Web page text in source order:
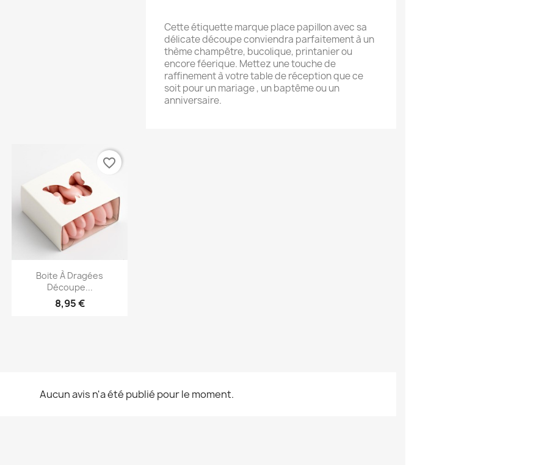
Cette étiquette marque place papillon avec sa
délicate découpe conviendra parfaitement à un
thème champêtre, bucolique, printanier ou
encore féerique. Mettez une touche de
raffinement à votre table de réception que ce
soit pour un mariage , un baptême ou un
anniversaire.
Aperçu rapide
Boite À Dragées
Découpe...
8,95 €
favorite_border
Aucun avis n'a été publié pour le moment.